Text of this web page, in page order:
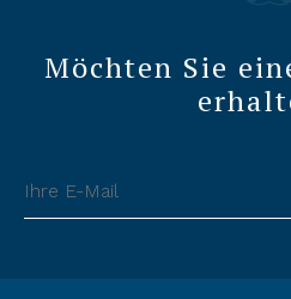
Möchten Sie